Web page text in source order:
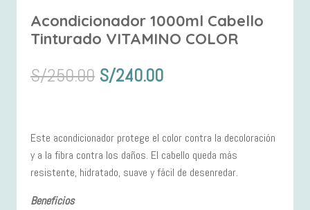
Acondicionador 1000ml Cabello
Tinturado VITAMINO COLOR
S/250.00 El
S/250.00.
S/240.00El
S/240.00.
Este acondicionador protege el color contra la decoloración
y a la fibra contra los daños. El cabello queda más
resistente, hidratado, suave y fácil de desenredar.
Beneficios